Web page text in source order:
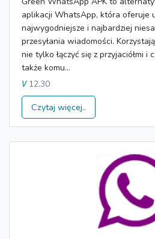
aplikacji WhatsApp, która oferuje
najwygodniejsze i najbardziej
przesyłania wiadomości.
nie tylko łączyć się z przyjaciółmi i
także komu...
V12.30
Czytaj więcej..